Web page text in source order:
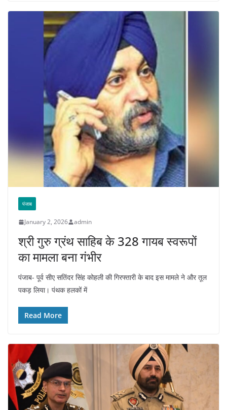
पंजाब
January 2, 2026 admin
श्री गुरु ग्रंथ साहिब के 328 गायब स्वरूपों
का मामला बना गंभीर
पंजाब- पूर्व सीए सतिंदर सिंह कोहली की गिरफ्तारी के बाद इस मामले ने और तूल
पकड़ लिया। पंथक हलकों में
Read More